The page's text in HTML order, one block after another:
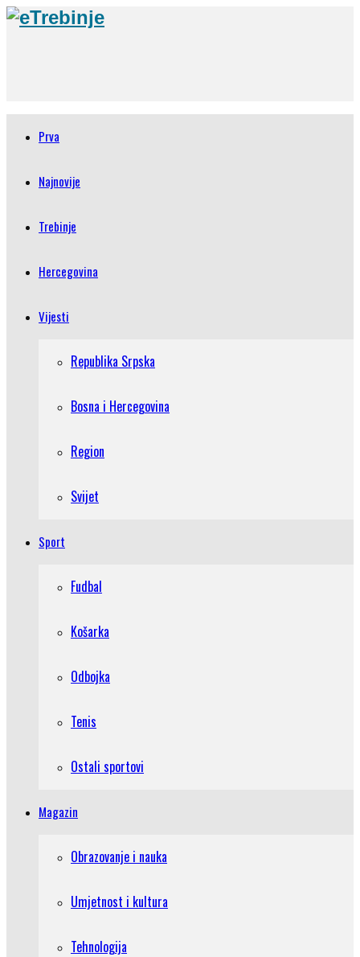
Prva
Najnovije
Trebinje
Hercegovina
Vijesti
Republika Srpska
Bosna i Hercegovina
Region
Svijet
Sport
Fudbal
Košarka
Odbojka
Tenis
Ostali sportovi
Magazin
Obrazovanje i nauka
Umjetnost i kultura
Tehnologija